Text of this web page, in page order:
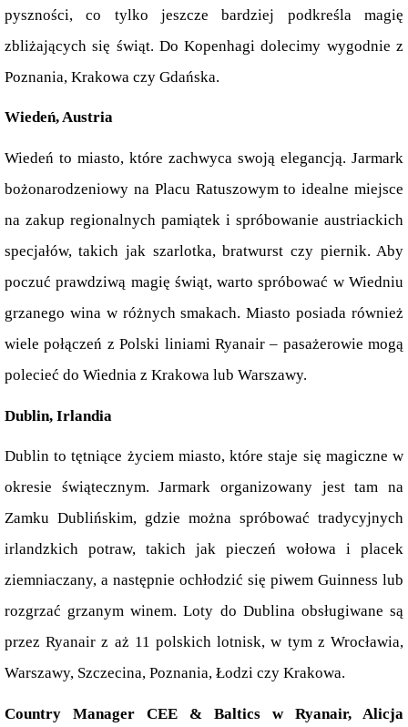
pyszności, co tylko jeszcze bardziej podkreśla magię
zbliżających się świąt. Do Kopenhagi dolecimy wygodnie z
Poznania, Krakowa czy Gdańska.
Wiedeń, Austria
Wiedeń to miasto, które zachwyca swoją elegancją. Jarmark
bożonarodzeniowy na Placu Ratuszowym to idealne miejsce
na zakup regionalnych pamiątek i spróbowanie austriackich
specjałów, takich jak szarlotka, bratwurst czy piernik. Aby
poczuć prawdziwą magię świąt, warto spróbować w Wiedniu
grzanego wina w różnych smakach. Miasto posiada również
wiele połączeń z Polski liniami Ryanair – pasażerowie mogą
polecieć do Wiednia z Krakowa lub Warszawy.
Dublin, Irlandia
Dublin to tętniące życiem miasto, które staje się magiczne w
okresie świątecznym. Jarmark organizowany jest tam na
Zamku Dublińskim, gdzie można spróbować tradycyjnych
irlandzkich potraw, takich jak pieczeń wołowa i placek
ziemniaczany, a następnie ochłodzić się piwem Guinness lub
rozgrzać grzanym winem. Loty do Dublina obsługiwane są
przez Ryanair z aż 11 polskich lotnisk, w tym z Wrocławia,
Warszawy, Szczecina, Poznania, Łodzi czy Krakowa.
Country Manager CEE & Baltics w Ryanair, Alicja